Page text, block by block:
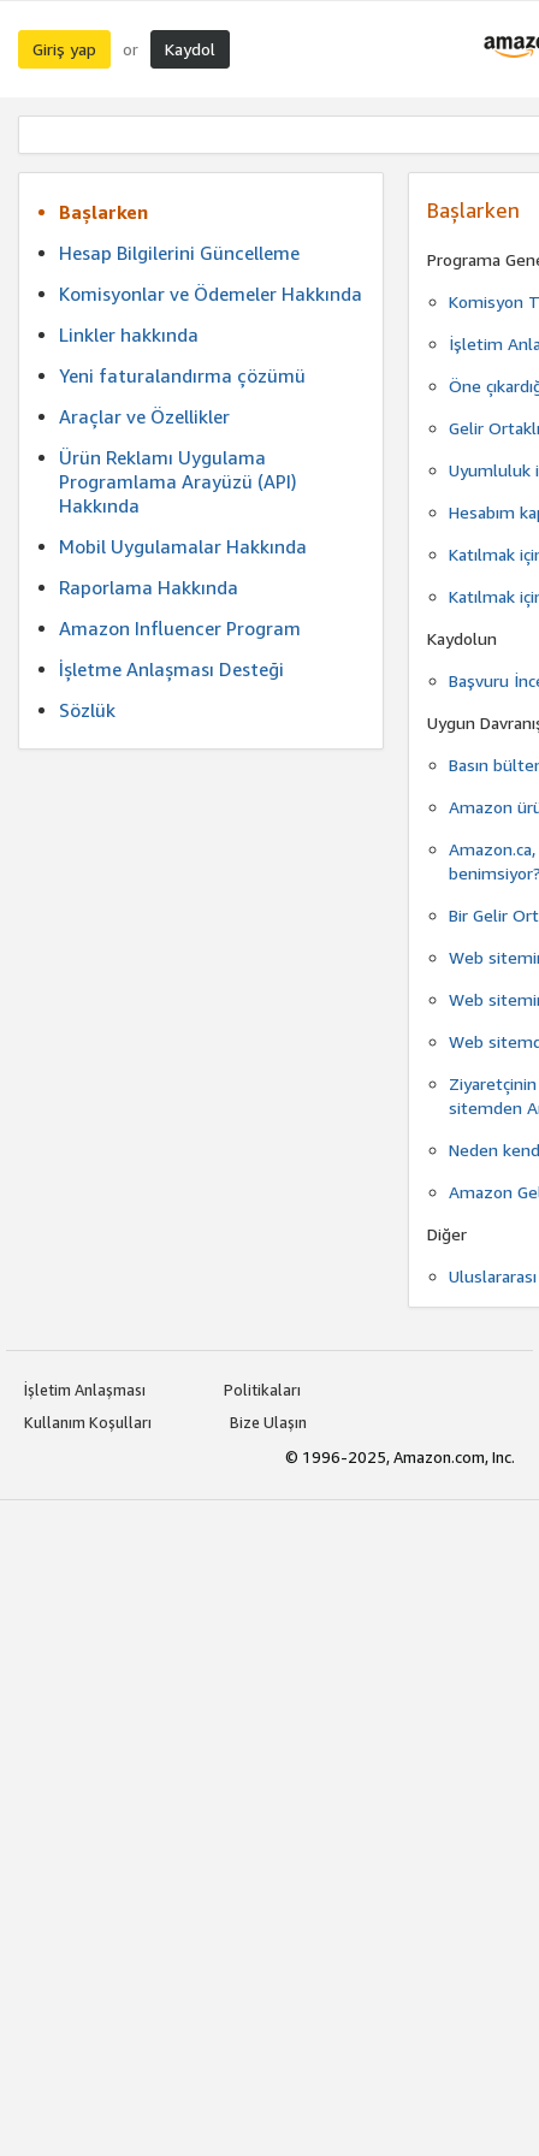
Giriş yap or Kaydol
Başlarken
Hesap Bilgilerini Güncelleme
Komisyonlar ve Ödemeler Hakkında
Linkler hakkında
Yeni faturalandırma çözümü
Araçlar ve Özellikler
Ürün Reklamı Uygulama
Programlama Arayüzü (API)
Hakkında
Mobil Uygulamalar Hakkında
Raporlama Hakkında
Amazon Influencer Program
İşletme Anlaşması Desteği
Sözlük
Başlarken
Programa
Komisyon
İşletim
Öne
Gelir
Uyumluluk
Hesabım
Katılmak
Katılmak
Kaydolun
Başvuru
Uygun
Basın
Amazon
Bir Gelir
Web
Web
Web
sitemden
Neden
Amazon
Diğer
İşletim Anlaşması
Politikaları
Kullanım Koşulları
Bize Ulaşın
© 1996-2025, Amazon.com, Inc.